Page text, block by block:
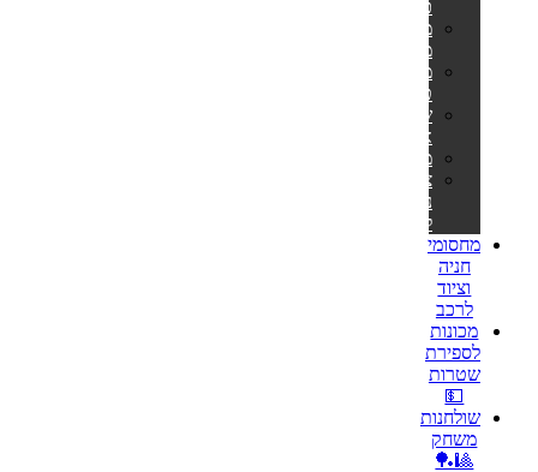
כושר
מתקני
מתח
מולטי
טריינר
שקי
איגרוף
משקולות
ציוד
נלווה
לספורט
מחסומי
חניה
וציוד
לרכב
מכונות
לספירת
שטרות
💵
שולחנות
משחק
🎱🏓